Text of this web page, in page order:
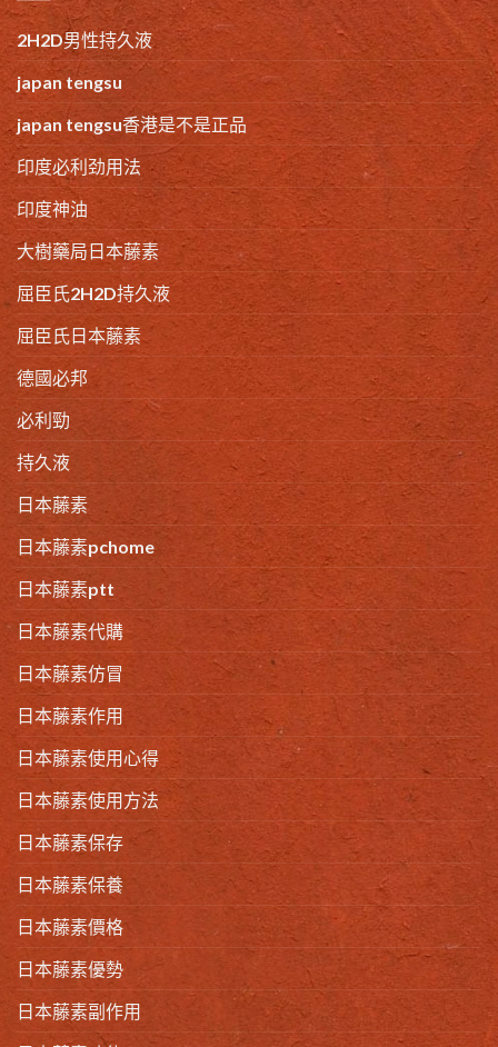
2H2D男性持久液
japan tengsu
japan tengsu香港是不是正品
印度必利劲用法
印度神油
大樹藥局日本藤素
屈臣氏2H2D持久液
屈臣氏日本藤素
德國必邦
必利勁
持久液
日本藤素
日本藤素pchome
日本藤素ptt
日本藤素代購
日本藤素仿冒
日本藤素作用
日本藤素使用心得
日本藤素使用方法
日本藤素保存
日本藤素保養
日本藤素價格
日本藤素優勢
日本藤素副作用